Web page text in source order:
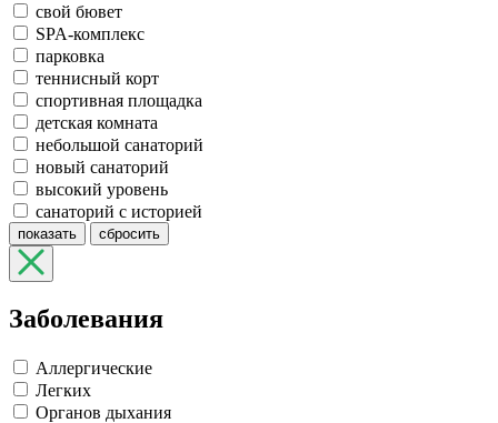
свой бювет
SPA-комплекс
парковка
теннисный корт
спортивная площадка
детская комната
небольшой санаторий
новый санаторий
высокий уровень
санаторий с историей
показать сбросить
Заболевания
Аллергические
Легких
Органов дыхания